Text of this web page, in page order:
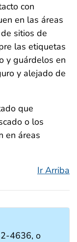
con
en las áreas
sitios de
las etiquetas
y guárdelos en
y alejado de
que
o los
en áreas
Ir Arriba
4636, o